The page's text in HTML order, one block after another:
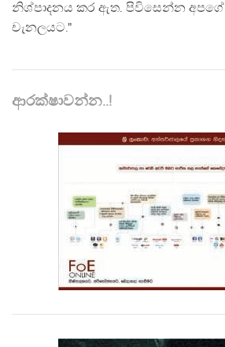
නිශ්පාදනය කර ඇත. පිවිසෙන්න අපගේ
චැනලයට."
ආරක්ෂාවන්න..!